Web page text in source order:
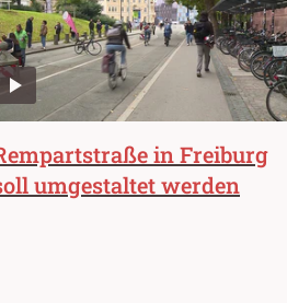
in Freiburg
umgestaltet werden